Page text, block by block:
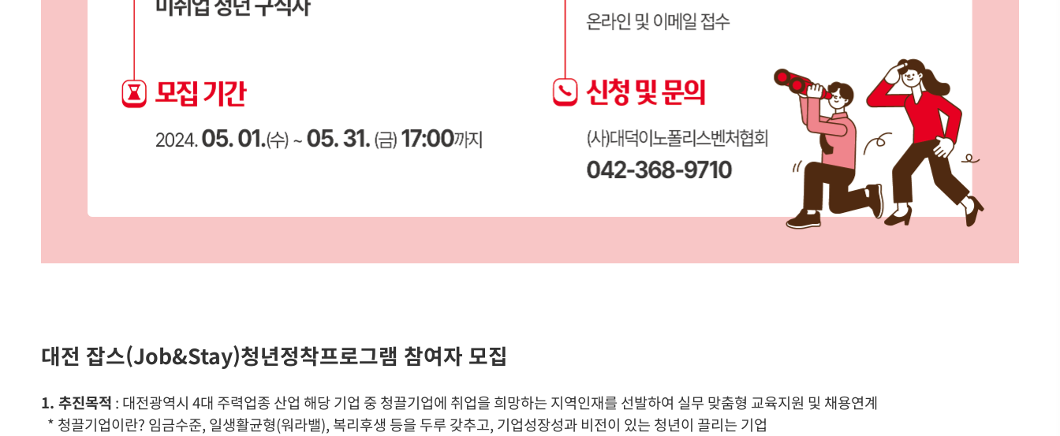
대전 잡스(Job&Stay)청년정착프로그램 참여자 모집
1. 추진목적 : 대전광역시 4대 주력업종 산업 해당 기업 중 청끌기업에 취업을 희망하는 지역인재를 선발하여 실무 맞춤형 교육지원 및 채용연계
* 청끌기업이란? 임금수준, 일생활균형(워라밸), 복리후생 등을 두루 갖추고, 기업성장성과 비전이 있는 청년이 끌리는 기업